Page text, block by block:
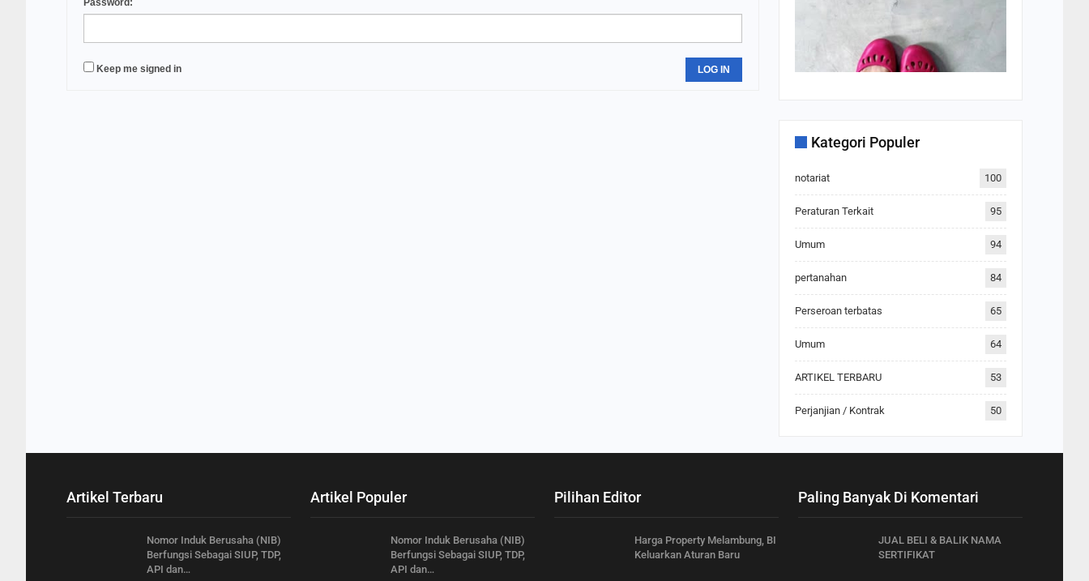
Password:
Keep me signed in LOG IN
Kategori Populer
notariat 100
Peraturan Terkait 95
Umum 94
pertanahan 84
Perseroan terbatas 65
Umum 64
ARTIKEL TERBARU 53
Perjanjian / Kontrak 50
Artikel Terbaru
Nomor Induk Berusaha (NIB)
Berfungsi Sebagai SIUP, TDP,
API dan…
Artikel Populer
Nomor Induk Berusaha (NIB)
Berfungsi Sebagai SIUP, TDP,
API dan…
Pilihan Editor
Harga Property Melambung, BI
Keluarkan Aturan Baru
Paling Banyak Di Komentari
JUAL BELI & BALIK NAMA
SERTIFIKAT